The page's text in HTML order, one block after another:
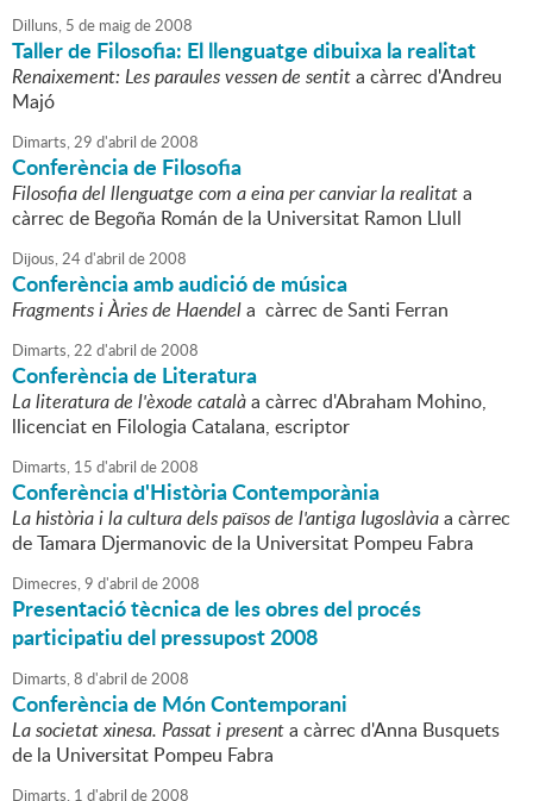
Dilluns, 5 de maigde2008
Taller de Filosofia: El llenguatge dibuixa la realitat
Renaixement: Les paraules vessen de sentita càrrec d'Andreu
Majó
Dimarts,29 d'abril de2008
Conferència de Filosofia
Filosofia del llenguatge com a eina per canviar la realitata
càrrec de Begoña Román de la Universitat Ramon Llull
Dijous,24d'abril de2008
Conferència amb audició de música
Fragments i Àries de Haendela càrrec de Santi Ferran
Dimarts,22 d'abril de2008
Conferència de Literatura
La literatura de l'èxode catalàa càrrec d'Abraham Mohino,
llicenciat en Filologia Catalana, escriptor
Dimarts, 15 d'abril de2008
Conferència d'Història Contemporània
La història i la cultura dels països de l'antiga Iugoslàviaa càrrec
de Tamara Djermanovic de la Universitat Pompeu Fabra
Dimecres,9 d'abril de2008
Presentació tècnica de les obres del procés
participatiu del pressupost 2008
Dimarts,8 d'abril de2008
Conferència de Món Contemporani
La societat xinesa. Passat i presenta càrrec d'Anna Busquets
de la Universitat Pompeu Fabra
Dimarts, 1 d'abril de2008